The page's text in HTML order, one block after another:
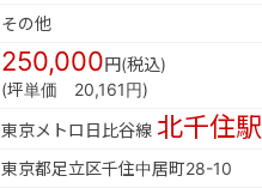
その他
250,000円(税込)
(坪単価 20,161円)
東京メトロ日比谷線 北千住駅
東京都足立区千住中居町28-10